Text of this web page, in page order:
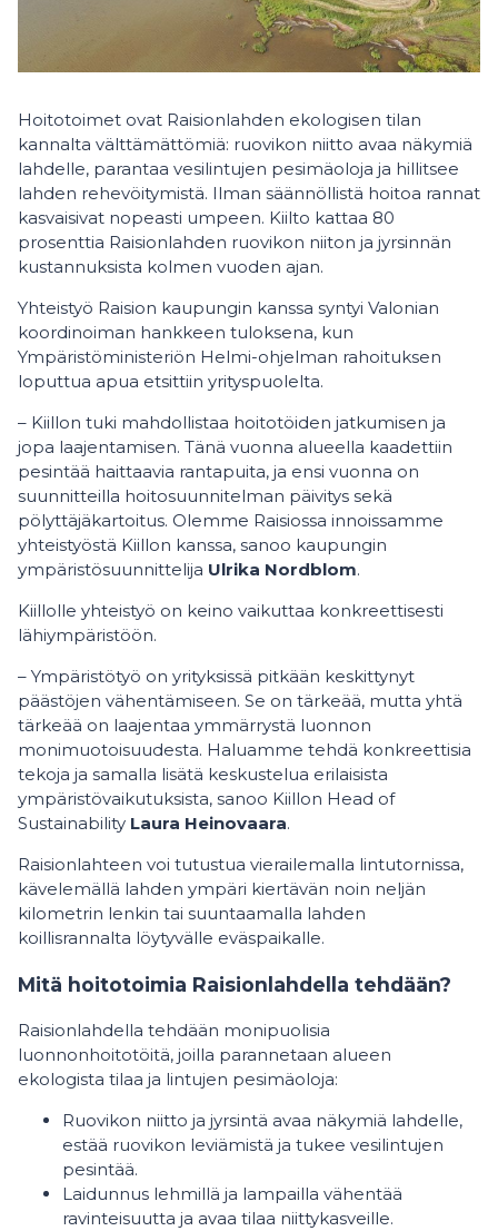
Hoitotoimet ovat Raisionlahden ekologisen tilan
kannalta välttämättömiä: ruovikon niitto avaa näkymiä
lahdelle, parantaa vesilintujen pesimäoloja ja hillitsee
lahden rehevöitymistä. Ilman säännöllistä hoitoa rannat
kasvaisivat nopeasti umpeen. Kiilto kattaa 80
prosenttia Raisionlahden ruovikon niiton ja jyrsinnän
kustannuksista kolmen vuoden ajan.
Yhteistyö Raision kaupungin kanssa syntyi Valonian
koordinoiman hankkeen tuloksena, kun
Ympäristöministeriön Helmi-ohjelman rahoituksen
loputtua apua etsittiin yrityspuolelta.
– Kiillon tuki mahdollistaa hoitotöiden jatkumisen ja
jopa laajentamisen. Tänä vuonna alueella kaadettiin
pesintää haittaavia rantapuita, ja ensi vuonna on
suunnitteilla hoitosuunnitelman päivitys sekä
pölyttäjäkartoitus. Olemme Raisiossa innoissamme
yhteistyöstä Kiillon kanssa, sanoo kaupungin
ympäristösuunnittelija Ulrika Nordblom.
Kiillolle yhteistyö on keino vaikuttaa konkreettisesti
lähiympäristöön.
– Ympäristötyö on yrityksissä pitkään keskittynyt
päästöjen vähentämiseen. Se on tärkeää, mutta yhtä
tärkeää on laajentaa ymmärrystä luonnon
monimuotoisuudesta. Haluamme tehdä konkreettisia
tekoja ja samalla lisätä keskustelua erilaisista
ympäristövaikutuksista, sanoo Kiillon Head of
Sustainability Laura Heinovaara.
Raisionlahteen voi tutustua vierailemalla lintutornissa,
kävelemällä lahden ympäri kiertävän noin neljän
kilometrin lenkin tai suuntaamalla lahden
koillisrannalta löytyvälle eväspaikalle.
Mitä hoitotoimia Raisionlahdella tehdään?
Raisionlahdella tehdään monipuolisia
luonnonhoitotöitä, joilla parannetaan alueen
ekologista tilaa ja lintujen pesimäoloja:
Ruovikon niitto ja jyrsintä avaa näkymiä lahdelle,
estää ruovikon leviämistä ja tukee vesilintujen
pesintää.
Laidunnus lehmillä ja lampailla vähentää
ravinteisuutta ja avaa tilaa niittykasveille.